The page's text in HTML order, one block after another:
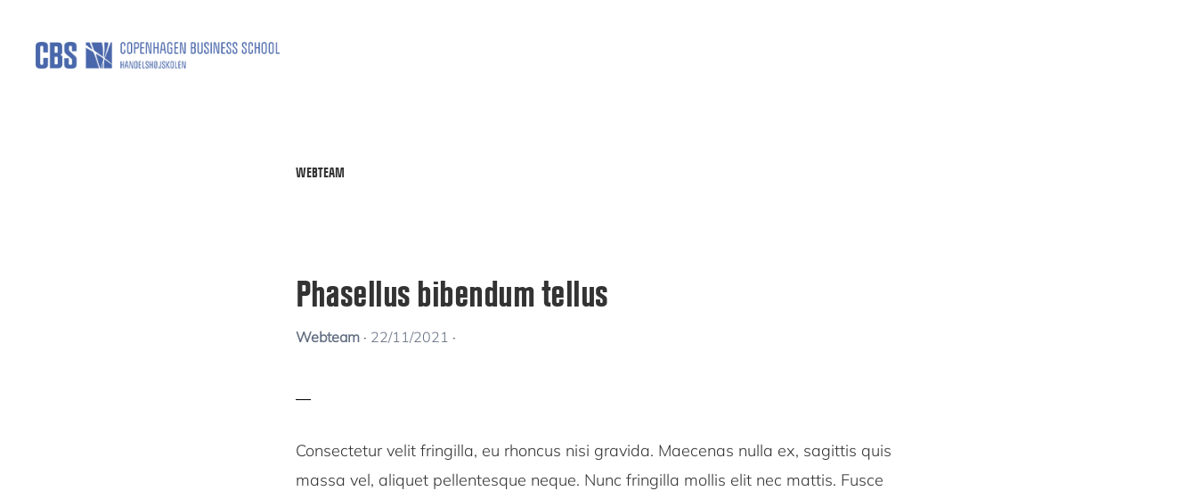
main
WEBTEAM
Phasellus bibendum tellus
Webteam · 22/11/2021 ·
Consectetur velit fringilla, eu rhoncus nisi gravida. Maecenas nulla ex, sagittis quis
massa vel, aliquet pellentesque neque. Nunc fringilla mollis elit nec mattis. Fusce